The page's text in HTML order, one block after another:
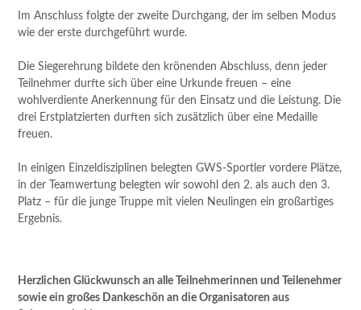
Im Anschluss folgte der zweite Durchgang, der im selben Modus
wie der erste durchgeführt wurde.
Die Siegerehrung bildete den krönenden Abschluss, denn jeder
Teilnehmer durfte sich über eine Urkunde freuen – eine
wohlverdiente Anerkennung für den Einsatz und die Leistung. Die
drei Erstplatzierten durften sich zusätzlich über eine Medaille
freuen.
In einigen Einzeldisziplinen belegten GWS-Sportler vordere Plätze,
in der Teamwertung belegten wir sowohl den 2. als auch den 3.
Platz – für die junge Truppe mit vielen Neulingen ein großartiges
Ergebnis.
Herzlichen Glückwunsch an alle Teilnehmerinnen und Teilenehmer
sowie ein großes Dankeschön an die Organisatoren aus